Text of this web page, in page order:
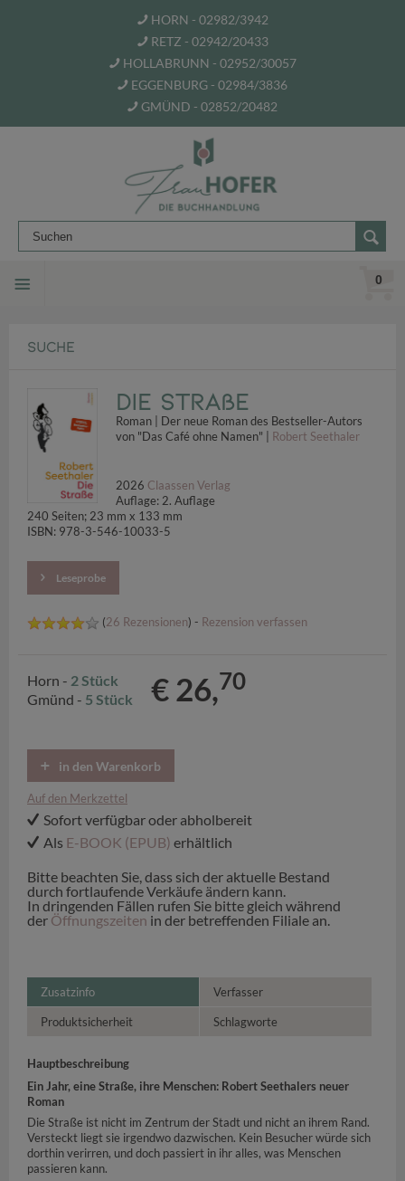
HORN - 02982/3942
RETZ - 02942/20433
HOLLABRUNN - 02952/30057
EGGENBURG - 02984/3836
GMÜND - 02852/20482
0
SUCHE
Die Straße
Roman | Der neue Roman des Bestseller-Autors
von "Das Café ohne Namen" | Robert Seethaler
2026 Claassen Verlag
Auflage: 2. Auflage
240 Seiten; 23 mm x 133 mm
ISBN: 978-3-546-10033-5
Leseprobe
(26 Rezensionen) - Rezension verfassen
Horn - 2 Stück
Gmünd - 5 Stück € 26,70
in den Warenkorb
Auf den Merkzettel
Sofort verfügbar oder abholbereit
Als E-BOOK (EPUB) erhältlich
Bitte beachten Sie, dass sich der aktuelle Bestand
durch fortlaufende Verkäufe ändern kann.
In dringenden Fällen rufen Sie bitte gleich während
der Öffnungszeiten in der betreffenden Filiale an.
Zusatzinfo Verfasser
Produktsicherheit Schlagworte
Hauptbeschreibung
Ein Jahr, eine Straße, ihre Menschen: Robert Seethalers neuer
Roman
Die Straße ist nicht im Zentrum der Stadt und nicht an ihrem Rand.
Versteckt liegt sie irgendwo dazwischen. Kein Besucher würde sich
dorthin verirren, und doch passiert in ihr alles, was Menschen
passieren kann.